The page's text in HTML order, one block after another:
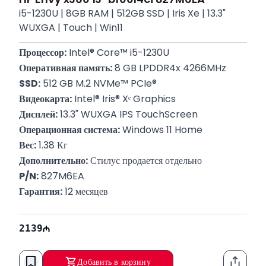
i5-1230U | 8GB RAM | 512GB SSD | Iris Xe | 13.3"
WUXGA | Touch | Win11
Процессор: Intel® Core™ i5-1230U
Оперативная память: 8 GB LPDDR4x 4266MHz
SSD: 512 GB M.2 NVMe™ PCIe®
Видеокарта: Intel® Iris® Xᵉ Graphics
Дисплей: 13.3" WUXGA IPS TouchScreen
Операционная система: Windows 11 Home
Вес: 1.38 Кг
Дополнительно: Стилус продается отдельно
P/N: 827M6EA
Гарантия: 12 месяцев
2139
Добавить в корзину